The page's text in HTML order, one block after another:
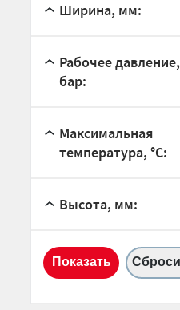
Ширина, мм:
Рабочее давление,
бар:
Максимальная
температура, °С:
Высота, мм: